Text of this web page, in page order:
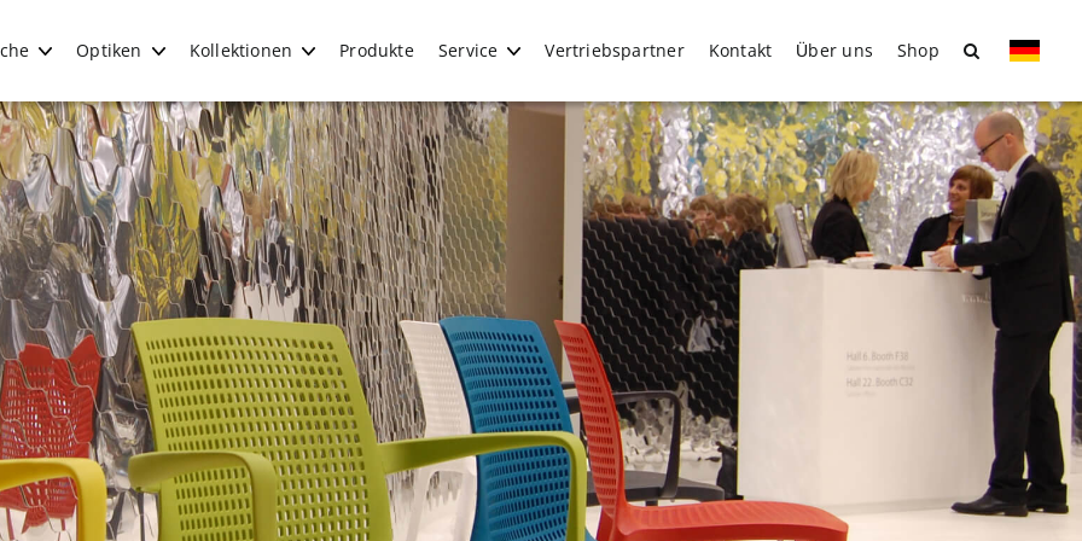
Optiken Kollektionen Produkte Service Vertriebspartner Kontakt Über uns Shop